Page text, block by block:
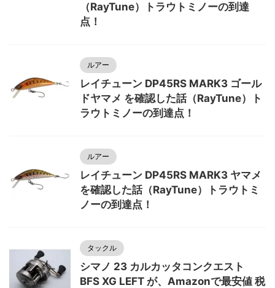
（RayTune）トラウトミノーの到達
点！
ルアー
レイチューン DP45RS MARK3 ゴール
ドヤマメ を確認した話（RayTune）ト
ラウトミノーの到達点！
ルアー
レイチューン DP45RS MARK3 ヤマメ
を確認した話（RayTune）トラウトミ
ノーの到達点！
タックル
シマノ 23 カルカッタコンクエスト
BFS XG LEFT が、Amazonで最安値 税